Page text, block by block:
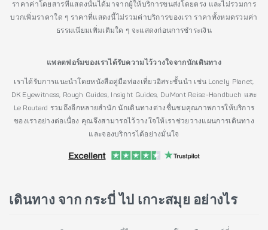
ราคาค่าโดยสารที่แสดงนั้นได้มาจากผู้ให้บริการขนส่งโดยตรง และไม่รวมการ
บวกเพิ่มราคาใด ๆ ราคาที่แสดงนี้ไม่รวมค่าบริการของเรา ราคาทั้งหมดรวมค่า
ธรรมเนียมเพิ่มเติมใด ๆ จะแสดงก่อนการชำระเงิน
แพลตฟอร์มของเราได้รับความไว้วางใจจากนักเดินทาง
เราได้รับการแนะนำโดยหนังสือคู่มือท่องเที่ยวอิสระชั้นนำ เช่น Lonely Planet,
DK Eyewitness, Rough Guides, Insight Guides, DuMont Reise-Handbuch และ
Le Routard รวมถึงอีกหลายสำนัก นักเดินทางต่างชื่นชมคุณภาพการให้บริการ
ของเราอย่างต่อเนื่อง คุณจึงสามารถไว้วางใจให้เราช่วยวางแผนการเดินทาง
และจองบริการได้อย่างมั่นใจ
เดินทาง จาก กระบี่ ไป เกาะสมุย อย่างไร